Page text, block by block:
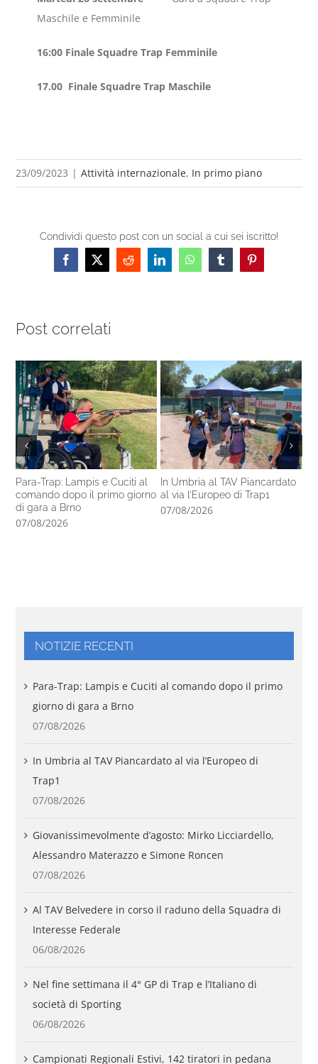
Maschile e Femminile
16:00 Finale Squadre Trap Femminile
17.00 Finale Squadre Trap Maschile
23/09/2023 | Attività internazionale, In primo piano
Condividi questo post con un social a cui sei iscritto!
Facebook
X RedditLinkedInWhatsAppTumblrPinterest
Post correlati
Para-Trap: Lampis e Cuciti al
comando dopo il primo giorno
di gara a Brno
07/08/2026
In Umbria al TAV Piancardato
al via l’Europeo di Trap1
07/08/2026
NOTIZIE RECENTI
Para-Trap: Lampis e Cuciti al comando dopo il primo
giorno di gara a Brno
07/08/2026
In Umbria al TAV Piancardato al via l’Europeo di
Trap1
07/08/2026
Giovanissimevolmente d’agosto: Mirko Licciardello,
Alessandro Materazzo e Simone Roncen
07/08/2026
Al TAV Belvedere in corso il raduno della Squadra di
Interesse Federale
06/08/2026
Nel fine settimana il 4° GP di Trap e l’Italiano di
società di Sporting
06/08/2026
Campionati Regionali Estivi, 142 tiratori in pedana